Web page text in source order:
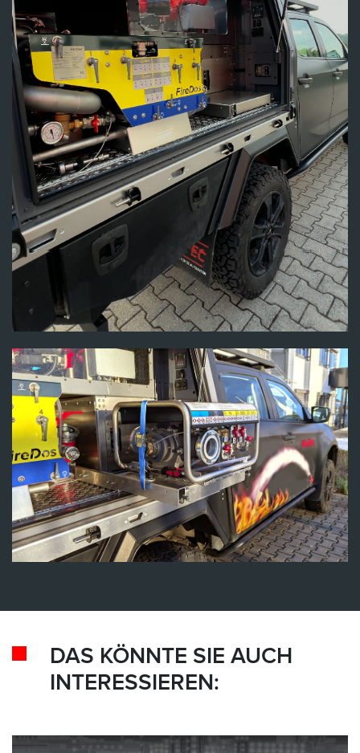
DAS KÖNNTE SIE AUCH
INTERESSIEREN: